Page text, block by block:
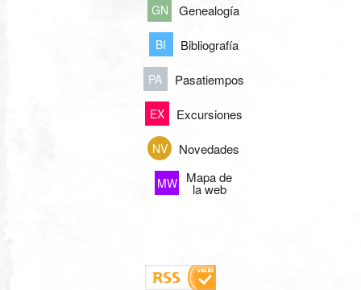
GN Genealogía
BI Bibliografía
PA Pasatiempos
EX Excursiones
NV Novedades
MW Mapa de
la web